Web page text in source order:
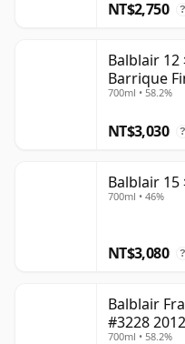
NT$2,750 ?
Balblair 12
Barrique
700ml • 58.2%
NT$3,030 ?
Balblair 15
700ml • 46%
NT$3,080 ?
Balblair
#3228
700ml • 58.2%